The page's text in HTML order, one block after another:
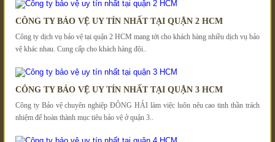
CÔNG TY BẢO VỆ UY TÍN NHẤT TẠI QUẬN 2 HCM
Công ty dịch vụ bảo vệ tại quận 2 HCM mang tới cho khách hàng nhiều dịch vụ bảo
vệ khác nhau. Cung cấp cho khách hàng đội..
CÔNG TY BẢO VỆ UY TÍN NHẤT TẠI QUẬN 3 HCM
Công ty Bảo vệ chuyên nghiệp ĐÔNG HẢI làm việc luôn nêu cao tinh thần trách
nhiệm để hoàn thành mục tiêu bảo vệ ở quận 3..